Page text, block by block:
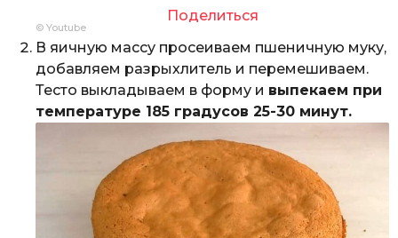
Поделиться
© Youtube
В яичную массу просеиваем пшеничную муку,
добавляем разрыхлитель и перемешиваем.
Тесто выкладываем в форму и выпекаем при
температуре 185 градусов 25-30 минут.